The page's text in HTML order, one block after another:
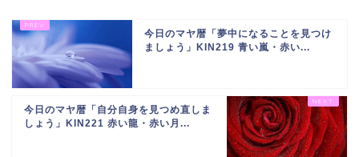
今日のマヤ暦「夢中になることを見つけ
ましょう」KIN219 青い嵐・赤い...
今日のマヤ暦「自分自身を見つめ直しま
しょう」KIN221 赤い龍・赤い月...